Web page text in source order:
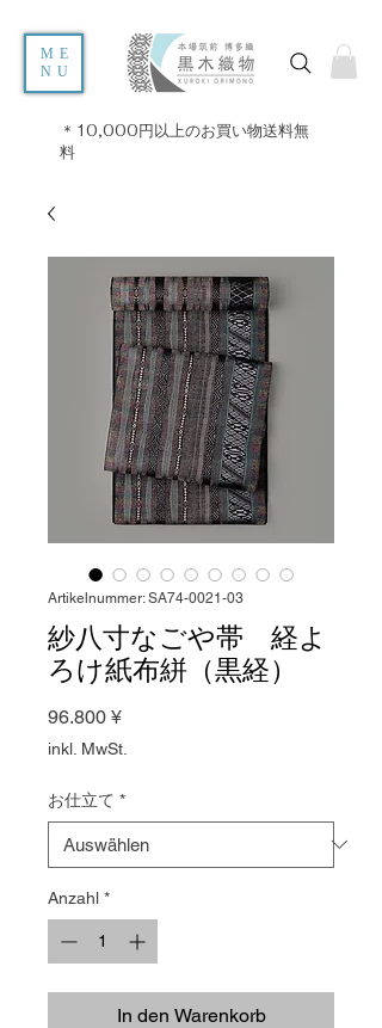
ME
NU
＊10,000円以上のお買い物送料無
料
Artikelnummer: SA74-0021-03
紗八寸なごや帯 経よ
ろけ紙布絣（黒経）
96.800 ¥Preis
inkl. MwSt.
お仕立て *
Anzahl *
In den Warenkorb